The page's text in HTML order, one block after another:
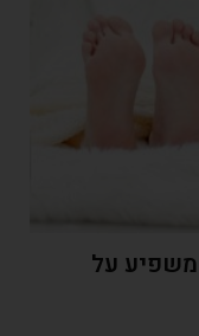
משפיע על